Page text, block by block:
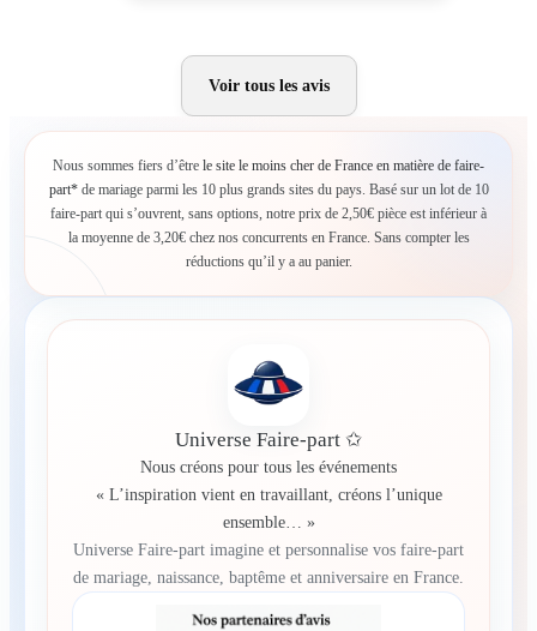
Voir tous les avis
Nous sommes fiers d’être le site le moins cher de France en matière de faire-
part*de mariage parmi les 10 plus grands sites du pays. Basé sur un lot de 10
faire-part qui s’ouvrent, sans options, notre prix de 2,50€ pièce est inférieur à
la moyenne de 3,20€ chez nos concurrents en France. Sans compter les
réductions qu’il y a au panier.
Universe Faire-part ✩
Nous créons pour tous les événements
« L’inspiration vient en travaillant, créons l’unique
ensemble… »
Universe Faire-part imagine et personnalise vos faire-part
de mariage, naissance, baptême et anniversaire en France.